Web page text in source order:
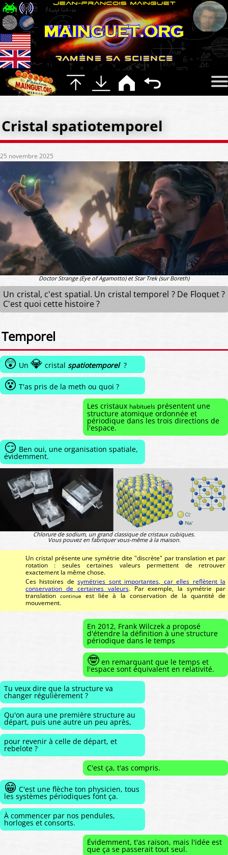
Cristal spatiotemporel
25 novembre 2025
Doctor Strange (Eye of Agamotto) et Star Trek (sur Boreth)
Un cristal, c'est spatial. Un cristal temporel ? De Floquet ?
C'est quoi cette histoire ?
Temporel
😲 Un 💎 cristal spatiotemporel?
😵 T'as pris de la meth ou quoi ?
Les cristaux habituels présentent une
structure atomique ordonnée et
périodique dans les trois directions de
l'espace.
😏 Ben oui, une organisation spatiale,
évidemment.
Chlorure de sodium, un grand classique de cristaux cubiques.
Vous pouvez en fabriquer vous-même à la maison.
Un cristal présente une symétrie dite "discrète" par translation et par
rotation : seules certaines valeurs permettent de retrouver
exactement la même chose.
Ces histoires desymétries sont importantes, car elles reflètent la
conservation de certaines valeurs. Par exemple, la symétrie par
translationcontinue
est liée à la conservation de la quantité de
mouvement.
En 2012, Frank Wilczek a proposé
d'étendre la définition à une structure
périodique dans le temps
🤓 en remarquant que le temps et
l'espace sont équivalent en relativité.
Tu veux dire que la structure va
changer régulièrement ?
Qu'on aura une première structure au
départ, puis une autre un peu après,
pour revenir à celle de départ, et
rebelote ?
C'est ça, t'as compris.
😁 C'est une flèche ton physicien, tous
les systèmes périodiques font ça.
À commencer par nos pendules,
horloges et consorts.
Évidemment, t'as raison, mais l'idée est
que ça se passerait tout seul.